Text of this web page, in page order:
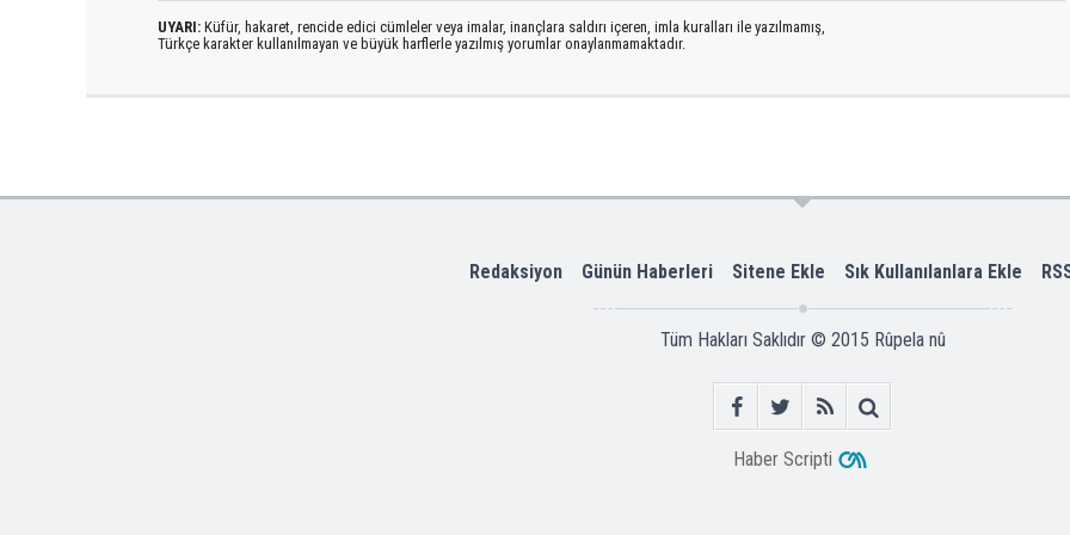
UYARI: Küfür, hakaret, rencide edici cümleler veya imalar, inançlara saldırı içeren, imla kuralları ile yazılmamış,
Türkçe karakter kullanılmayan ve büyük harflerle yazılmış yorumlar onaylanmamaktadır.
Redaksiyon Günün Haberleri Sitene Ekle Sık Kullanılanlara Ekle
Tüm Hakları Saklıdır © 2015 Rûpela nû
Haber Scripti